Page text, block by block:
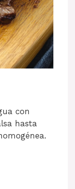
con
hasta